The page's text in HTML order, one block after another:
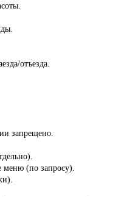
отъезда.
запрещено.
меню (по запросу).